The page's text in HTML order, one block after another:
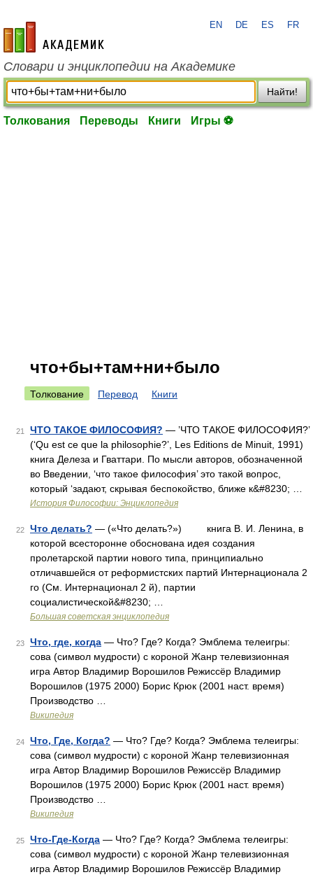
academic.ru
EN DE ES FR
Словари и энциклопедии на Академике
Найти!
Толкования Переводы Книги Игры ⚽
что+бы+там+ни+было
Толкование Перевод Книги
21 ЧТО ТАКОЕ ФИЛОСОФИЯ? — ’ЧТО ТАКОЕ ФИЛОСОФИЯ?’
(‘Qu est ce que la philosophie?’, Les Editions de Minuit, 1991)
книга Делеза и Гваттари. По мысли авторов, обозначенной
во Введении, ‘что такое философия’ это такой вопрос,
который ‘задают, скрывая беспокойство, ближе к&#8230; …
История Философии: Энциклопедия
22 Что делать? — («Что делать?») книга В. И. Ленина, в
которой всесторонне обоснована идея создания
пролетарской партии нового типа, принципиально
отличавшейся от реформистских партий Интернационала 2
го (См. Интернационал 2 й), партии
социалистической&#8230; …
Большая советская энциклопедия
23 Что, где, когда — Что? Где? Когда? Эмблема телеигры:
сова (символ мудрости) с короной Жанр телевизионная
игра Автор Владимир Ворошилов Режиссёр Владимир
Ворошилов (1975 2000) Борис Крюк (2001 наст. время)
Производство …
Википедия
24 Что, Где, Когда? — Что? Где? Когда? Эмблема телеигры:
сова (символ мудрости) с короной Жанр телевизионная
игра Автор Владимир Ворошилов Режиссёр Владимир
Ворошилов (1975 2000) Борис Крюк (2001 наст. время)
Производство …
Википедия
25 Что-Где-Когда — Что? Где? Когда? Эмблема телеигры:
сова (символ мудрости) с короной Жанр телевизионная
игра Автор Владимир Ворошилов Режиссёр Владимир